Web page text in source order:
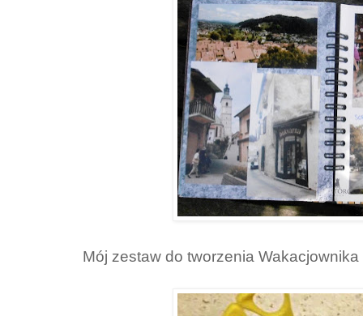
Mój zestaw do tworzenia Wakacjownika